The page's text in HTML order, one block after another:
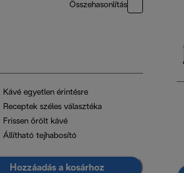
Összehasonlítás
Kávé egyetlen érintésre
Receptek széles választéka
Frissen őrölt kávé
Állítható tejhabosító
Hozzáadás a kosárhoz